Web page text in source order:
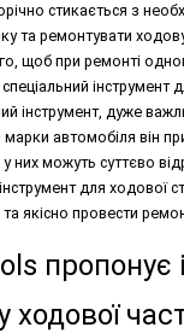
стикається з
та ремонтувати
щоб при ремонті
інструмент
інструмент, дуже
марки автомобіля він
них можуть суттєво
для ходової
якісно провести
пропонує
ходової